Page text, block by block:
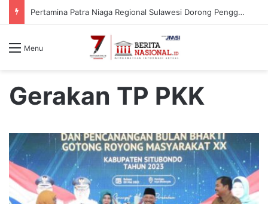
Pertamina Patra Niaga Regional Sulawesi Dorong Penggunaan Bright Gas bagi Petani Sidrap sebagai Solusi Energi Irigasi
Menu
Gerakan TP PKK